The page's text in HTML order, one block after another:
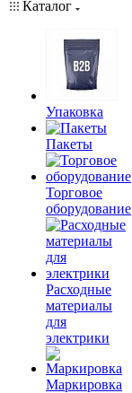
Каталог
Упаковка
Пакеты
Торговое
оборудование
Расходные
материалы
для
электрики
Маркировка